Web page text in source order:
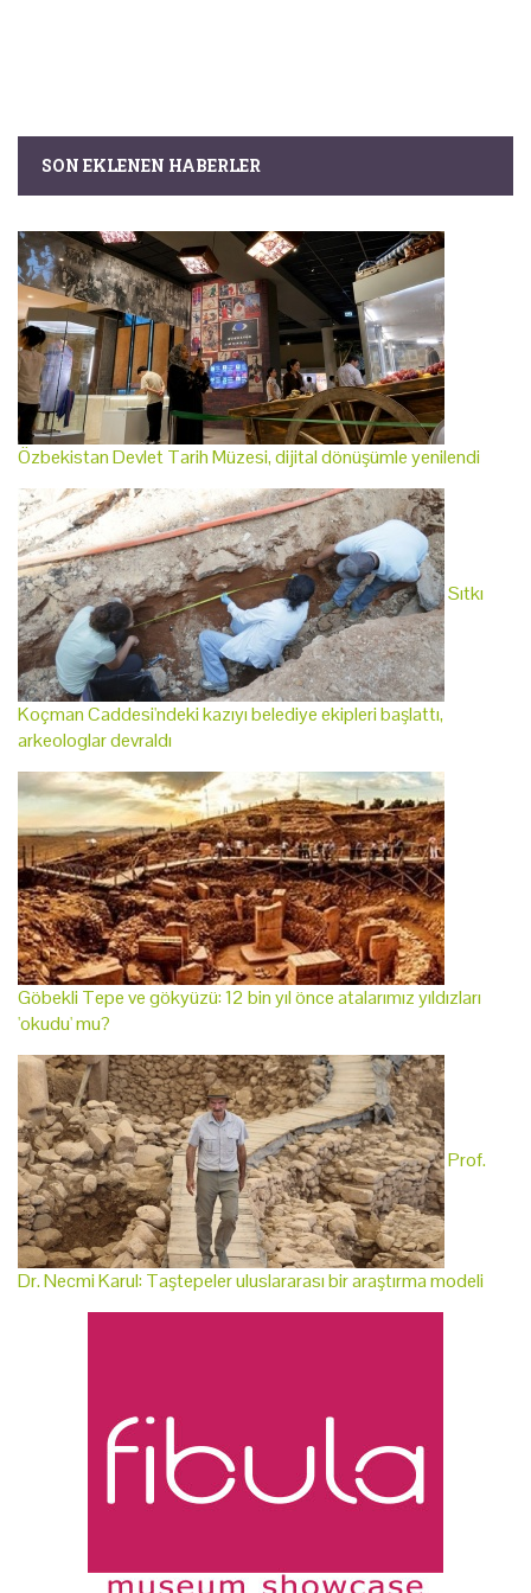
SON EKLENEN HABERLER
Özbekistan Devlet Tarih Müzesi, dijital dönüşümle yenilendi
Sıtkı
Koçman Caddesi'ndeki kazıyı belediye ekipleri başlattı,
arkeologlar devraldı
Göbekli Tepe ve gökyüzü: 12 bin yıl önce atalarımız yıldızları
'okudu' mu?
Prof.
Dr. Necmi Karul: Taştepeler uluslararası bir araştırma modeli